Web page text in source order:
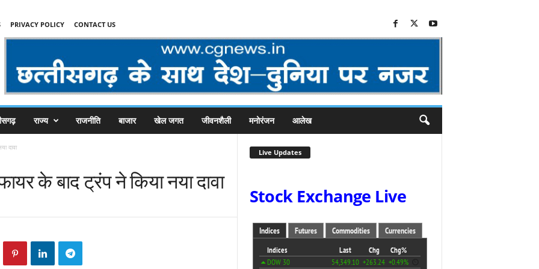
PRIVACY POLICY CONTACT US
राज्य राजनीति बाजार खेल जगत जीवनशैली मनोरंजन आलेख
दावा
के बाद ट्रंप ने किया नया दावा
Live Updates
Stock Exchange Live